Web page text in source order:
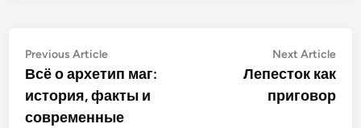
Post
navigation
Previous ArticlePrevious
article:
Всё о архетип маг:
история, факты и
современные
Next Article
Лепесток как
приговор